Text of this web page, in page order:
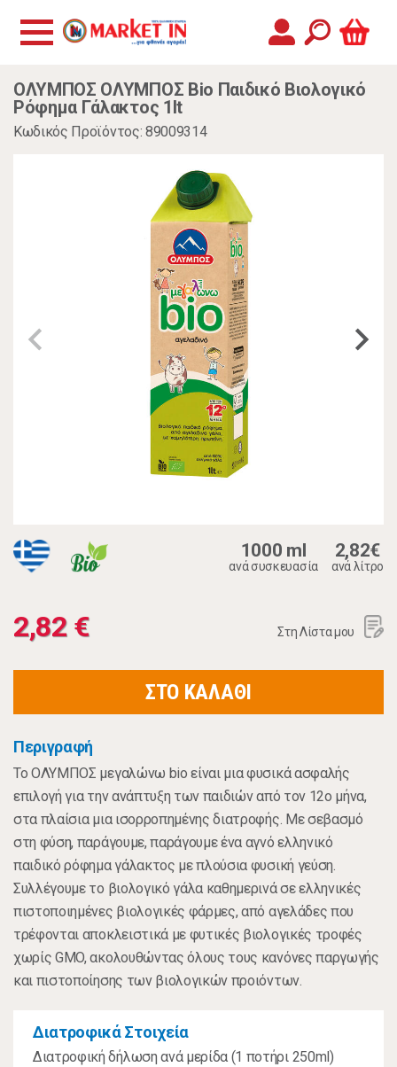
ΟΛΥΜΠΟΣ ΟΛΥΜΠΟΣ Bio Παιδικό Βιολογικό
Ρόφημα Γάλακτος 1lt
Κωδικός Προϊόντος: 89009314
1000 ml
ανά συσκευασία
2,82€
ανά λίτρο
2,82 € Στη Λίστα μου
ΣΤΟ ΚΑΛΑΘΙ
Περιγραφή
Το ΟΛΥΜΠΟΣ μεγαλώνω bio είναι μια φυσικά ασφαλής
επιλογή για την ανάπτυξη των παιδιών από τον 12ο μήνα,
στα πλαίσια μια ισορροπημένης διατροφής. Με σεβασμό
στη φύση, παράγουμε, παράγουμε ένα αγνό ελληνικό
παιδικό ρόφημα γάλακτος με πλούσια φυσική γεύση.
Συλλέγουμε το βιολογικό γάλα καθημερινά σε ελληνικές
πιστοποιημένες βιολογικές φάρμες, από αγελάδες που
τρέφονται αποκλειστικά με φυτικές βιολογικές τροφές
χωρίς GMO, ακολουθώντας όλους τους κανόνες παργωγής
και πιστοποίησης των βιολογικών προιόντων.
Διατροφικά Στοιχεία
Διατροφική δήλωση ανά μερίδα (1 ποτήρι 250ml)